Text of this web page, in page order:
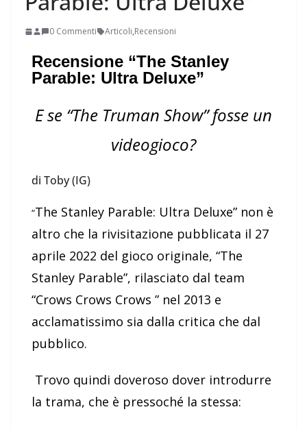
0 Commenti Articoli,Recensioni
Recensione “The Stanley
Parable: Ultra Deluxe”
E se “The Truman Show” fosse un
videogioco?
di Toby (IG)
“The Stanley Parable: Ultra Deluxe” non è
altro che la rivisitazione pubblicata il 27
aprile 2022 del gioco originale, “The
Stanley Parable”, rilasciato dal team
“Crows Crows Crows ” nel 2013 e
acclamatissimo sia dalla critica che dal
pubblico.
Trovo quindi doveroso dover introdurre
la trama, che è pressoché la stessa: